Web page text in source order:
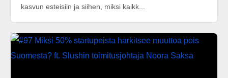
kasvun esteisiin ja siihen, miksi kaikk...